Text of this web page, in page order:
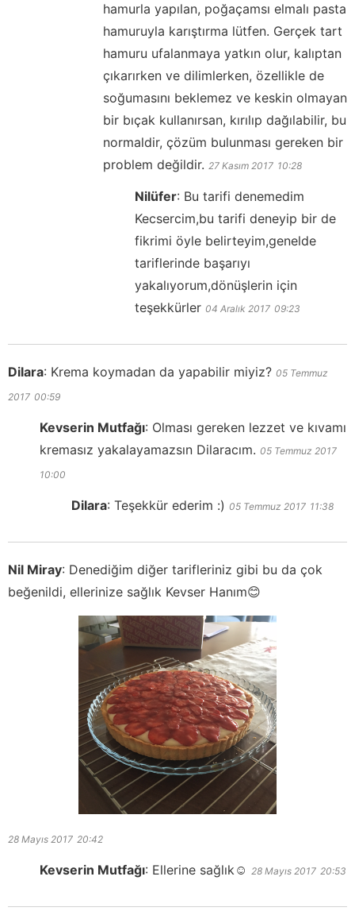
hamurla yapılan, poğaçamsı elmalı pasta
hamuruyla karıştırma lütfen. Gerçek tart
hamuru ufalanmaya yatkın olur, kalıptan
çıkarırken ve dilimlerken, özellikle de
soğumasını beklemez ve keskin olmayan
bir bıçak kullanırsan, kırılıp dağılabilir, bu
normaldir, çözüm bulunması gereken bir
problem değildir. 27 Kasım 2017 10:28
Nilüfer: Bu tarifi denemedim
Kecsercim,bu tarifi deneyip bir de
fikrimi öyle belirteyim,genelde
tariflerinde başarıyı
yakalıyorum,dönüşlerin için
teşekkürler 04 Aralık 2017 09:23
Dilara: Krema koymadan da yapabilir miyiz? 05 Temmuz
2017 00:59
Kevserin Mutfağı: Olması gereken lezzet ve kıvamı
kremasız yakalayamazsın Dilaracım. 05 Temmuz 2017
10:00
Dilara: Teşekkür ederim :) 05 Temmuz 2017 11:38
Nil Miray: Denediğim diğer tarifleriniz gibi bu da çok
beğenildi, ellerinize sağlık Kevser Hanım😊
28 Mayıs 2017 20:42
Kevserin Mutfağı: Ellerine sağlık☺️ 28 Mayıs 2017 20:53